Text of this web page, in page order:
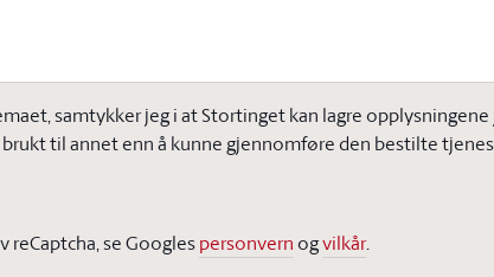
samtykker jeg i at Stortinget kan lagre
til annet enn å kunne gjennomføre den bestilte
se Googlespersonvern ogvilkår.